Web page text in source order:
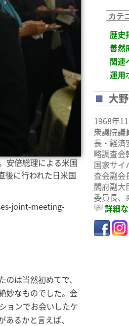
安倍総理による米国
後に行われた日米国
joint-meeting-
は当然初めてで、
妙なものでした。会
ョンでお会いしたケ
るかと言えば、
カ
テ
ゴ
リ
ー
歴史
善然
関連
運用
大
1968年
衆議院議
長・経済
略調査会
国家サイ
査会副会
閣府副大
委員長、
詳細